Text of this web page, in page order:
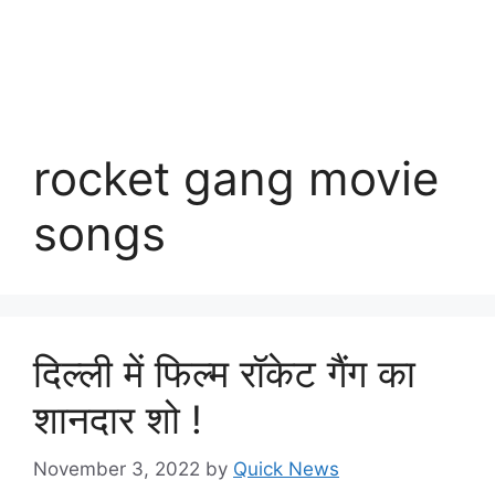
rocket gang movie
songs
दिल्ली में फिल्म रॉकेट गैंग का
शानदार शो !
November 3, 2022 by Quick News